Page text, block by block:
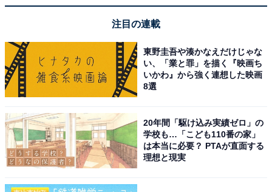
注目の連載
東野圭吾や湊かなえだけじゃな
い、「業と罪」を描く『映画ち
いかわ』から強く連想した映画
8選
20年間「駆け込み実績ゼロ」の
学校も…「こども110番の家」
は本当に必要？ PTAが直面する
理想と現実